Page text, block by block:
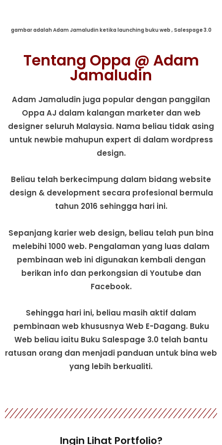
gambar adalah Adam Jamaludin ketika launching buku web , Salespage 3.0
Tentang Oppa @ Adam
Jamaludin
Adam Jamaludin juga popular dengan panggilan
Oppa AJ dalam kalangan marketer dan web
designer seluruh Malaysia. Nama beliau tidak asing
untuk newbie mahupun expert di dalam wordpress
design.
Beliau telah berkecimpung dalam bidang website
design & development secara profesional bermula
tahun 2016 sehingga hari ini.
Sepanjang karier web design, beliau telah pun bina
melebihi 1000 web. Pengalaman yang luas dalam
pembinaan web ini digunakan kembali dengan
berikan info dan perkongsian di Youtube dan
Facebook.
Sehingga hari ini, beliau masih aktif dalam
pembinaan web khususnya Web E-Dagang. Buku
Web beliau iaitu Buku Salespage 3.0 telah bantu
ratusan orang dan menjadi panduan untuk bina web
yang lebih berkualiti.
Ingin Lihat Portfolio?